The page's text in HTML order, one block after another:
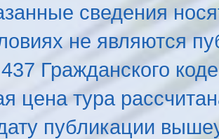
сведения
не являются
Гражданского
цена тура
публикации